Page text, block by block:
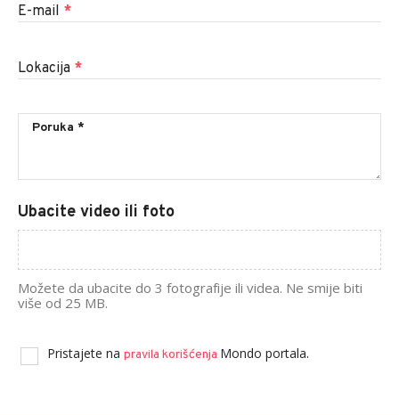
E-mail *
Lokacija *
Ubacite video ili foto
Možete da ubacite do 3 fotografije ili videa. Ne smije biti
više od 25 MB.
Pristajete na pravila korišćenja Mondo portala.